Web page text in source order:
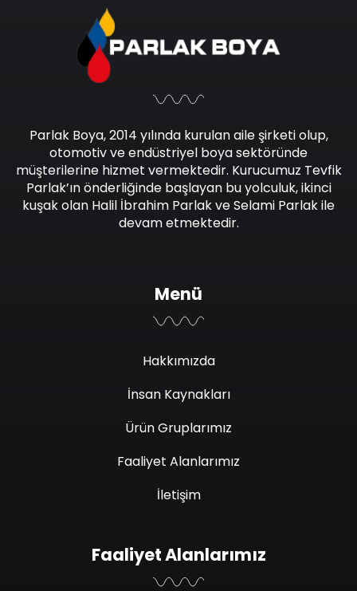
Parlak Boya, 2014 yılında kurulan aile şirketi olup,
otomotiv ve endüstriyel boya sektöründe
müşterilerine hizmet vermektedir. Kurucumuz Tevfik
Parlak’ın önderliğinde başlayan bu yolculuk, ikinci
kuşak olan Halil İbrahim Parlak ve Selami Parlak ile
devam etmektedir.
Menü
Hakkımızda
İnsan Kaynakları
Ürün Gruplarımız
Faaliyet Alanlarımız
İletişim
Faaliyet Alanlarımız